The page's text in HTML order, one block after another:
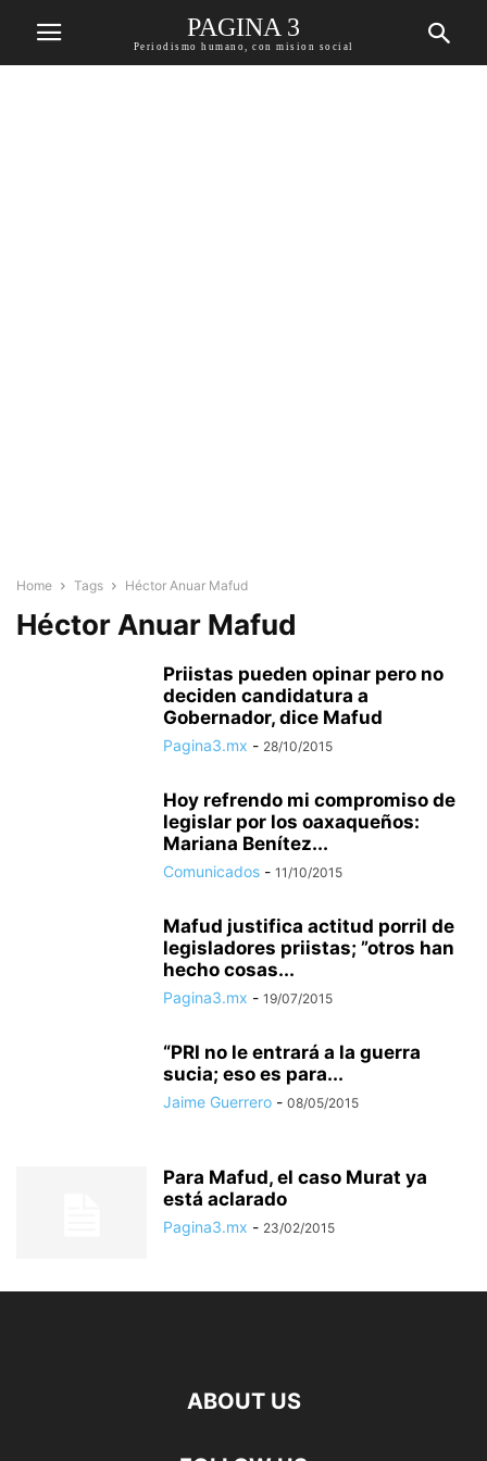
PAGINA 3
Periodismo humano, con mision social
Home Tags Héctor Anuar Mafud
Héctor Anuar Mafud
Priistas pueden opinar pero no
deciden candidatura a
Gobernador, dice Mafud
Pagina3.mx - 28/10/2015
Hoy refrendo mi compromiso de
legislar por los oaxaqueños:
Mariana Benítez...
Comunicados - 11/10/2015
Mafud justifica actitud porril de
legisladores priistas; ”otros han
hecho cosas...
Pagina3.mx - 19/07/2015
“PRI no le entrará a la guerra
sucia; eso es para...
Jaime Guerrero - 08/05/2015
Para Mafud, el caso Murat ya
está aclarado
Pagina3.mx - 23/02/2015
ABOUT US